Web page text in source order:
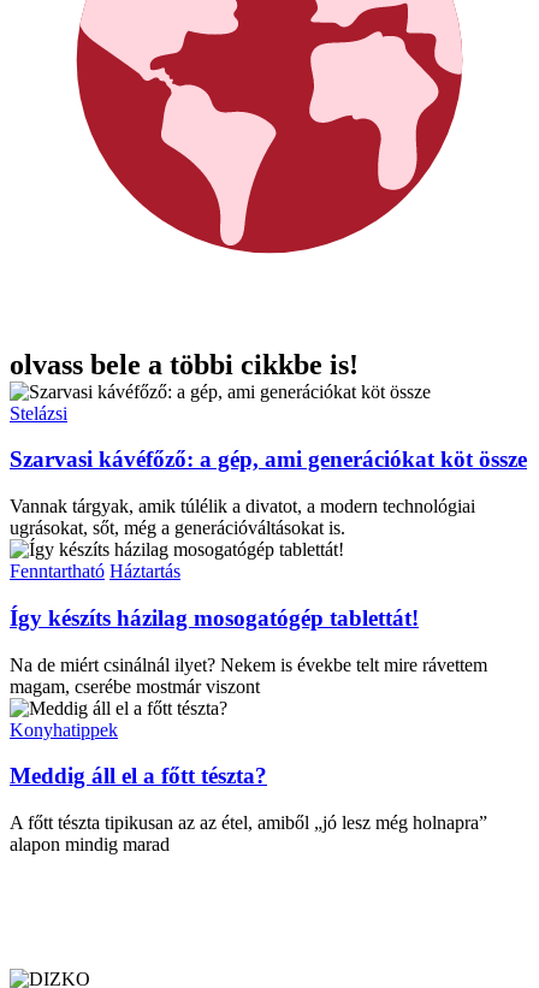
olvass bele a többi cikkbe is!
Stelázsi
Szarvasi kávéfőző: a gép, ami generációkat köt össze
Vannak tárgyak, amik túlélik a divatot, a modern technológiai
ugrásokat, sőt, még a generációváltásokat is.
Fenntartható Háztartás
Így készíts házilag mosogatógép tablettát!
Na de miért csinálnál ilyet? Nekem is évekbe telt mire rávettem
magam, cserébe mostmár viszont
Konyhatippek
Meddig áll el a főtt tészta?
A főtt tészta tipikusan az az étel, amiből „jó lesz még holnapra”
alapon mindig marad